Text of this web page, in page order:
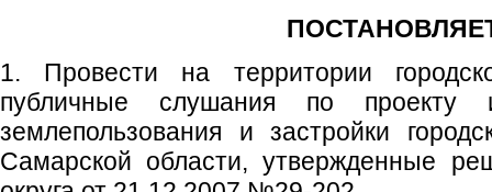
1. Провести на территории
публичные слушания по проекту
землепользования и застройки
Самарской области, утвержденные